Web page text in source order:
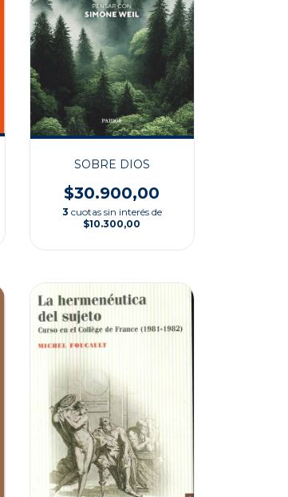
SOBRE DIOS
$30.900,00
3 cuotas sin interés de
$10.300,00